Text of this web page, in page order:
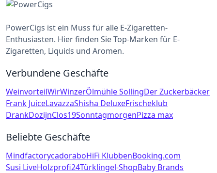
PowerCigs ist ein Muss für alle E-Zigaretten-
Enthusiasten. Hier finden Sie Top-Marken für E-
Zigaretten, Liquids und Aromen.
Verbundene Geschäfte
WeinvorteilWirWinzerÖlmühle SollingDer Zuckerbäcker
Frank JuiceLavazzaShisha DeluxeFrischeklub
DrankDozijnClos19SonntagmorgenPizza max
Beliebte Geschäfte
MindfactorycadoraboHiFi KlubbenBooking.com
Susi LiveHolzprofi24Türklingel-ShopBaby Brands